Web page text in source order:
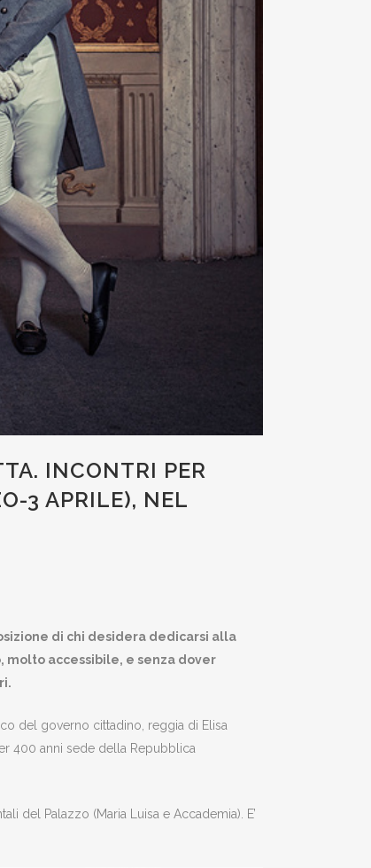
INCONTRI PER
3 APRILE), NEL
di chi desidera dedicarsi alla
molto accessibile, e senza dover
del governo cittadino, reggia di Elisa
400 anni sede della Repubblica
del Palazzo (Maria Luisa e Accademia). E’